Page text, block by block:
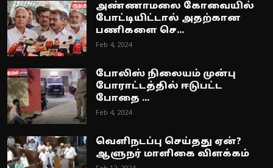
அண்ணாமலை கோவையில்
போட்டியிட்டால் அதற்கான
பணிகளை செ...
Feb 4, 2024
போலிஸ் நிலையம் முன்பு
போராட்டத்தில் ஈடுபட்ட
போதை ...
Feb 4, 2024
வெளிநடப்பு செய்தது ஏன்?
ஆளுநர் மாளிகை விளக்கம்